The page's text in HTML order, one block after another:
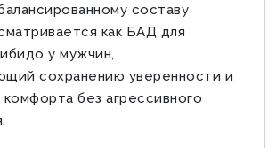
составу
как БАД для
у мужчин,
сохранению уверенности и
комфорта без агрессивного